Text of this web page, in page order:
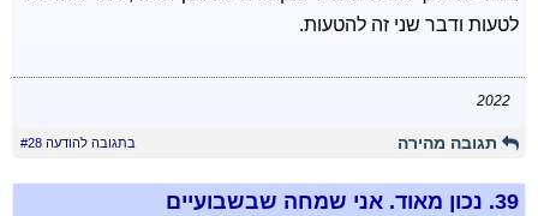
לטעות ודבר שני זה להטעות.
2022
תגובה מהירה בתגובה להודעה #28
39. נכון מאוד. אני שמחה שבשבועיים